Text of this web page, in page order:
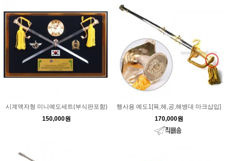
시계액자형 미니예도세트(부식판포함)
150,000원
행사용 예도1[육,해,공,해병대 마크삽입]
170,000원